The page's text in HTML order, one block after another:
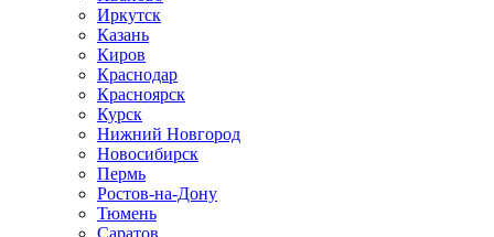
Иркутск
Казань
Киров
Краснодар
Красноярск
Курск
Нижний Новгород
Новосибирск
Пермь
Ростов-на-Дону
Тюмень
Саратов